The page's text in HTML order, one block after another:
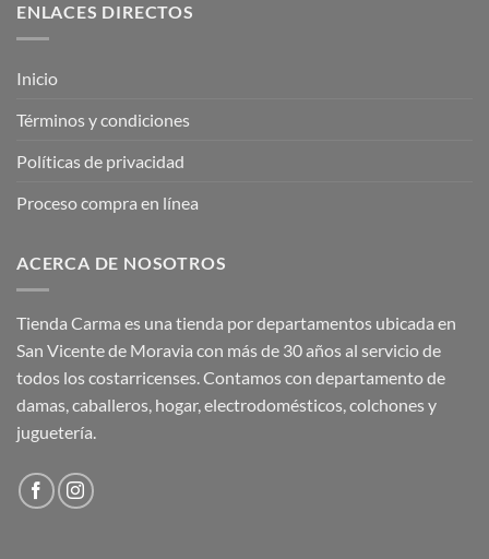
ENLACES DIRECTOS
Inicio
Términos y condiciones
Políticas de privacidad
Proceso compra en línea
ACERCA DE NOSOTROS
Tienda Carma es una tienda por departamentos ubicada en
San Vicente de Moravia con más de 30 años al servicio de
todos los costarricenses. Contamos con departamento de
damas, caballeros, hogar, electrodomésticos, colchones y
juguetería.